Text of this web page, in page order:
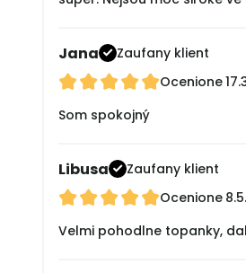
Jana
Zaufany klient
Ocenione
Som spokojný
Libusa
Zaufany klient
Ocenione
Velmi pohodlne topanky,